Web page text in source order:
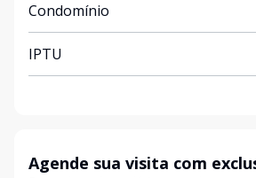
Condomínio
IPTU
Agende sua visita com